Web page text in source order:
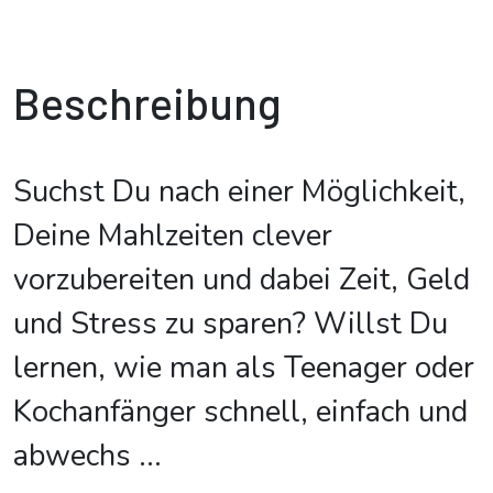
Beschreibung
Suchst Du nach einer Möglichkeit,
Deine Mahlzeiten clever
vorzubereiten und dabei Zeit, Geld
und Stress zu sparen? Willst Du
lernen, wie man als Teenager oder
Kochanfänger schnell, einfach und
abwechs ...